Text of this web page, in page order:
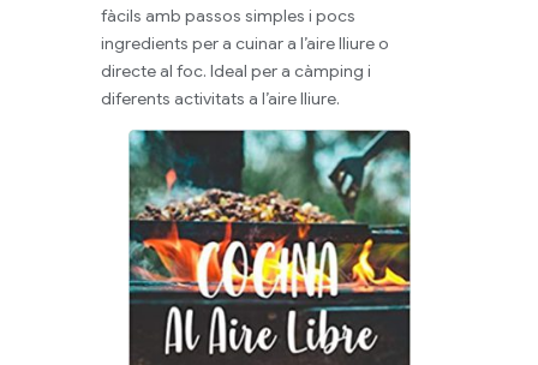
fàcils amb passos simples i pocs
ingredients per a cuinar a l’aire lliure o
directe al foc. Ideal per a càmping i
diferents activitats a l’aire lliure.